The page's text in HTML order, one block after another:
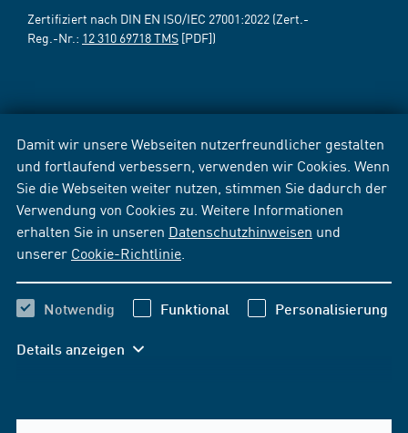
Damit wir unsere Webseiten nutzerfreundlicher gestalten
und fortlaufend verbessern, verwenden wir Cookies. Wenn
Sie die Webseiten weiter nutzen, stimmen Sie dadurch der
Verwendung von Cookies zu. Weitere Informationen
erhalten Sie in unseren Datenschutzhinweisen und
unserer Cookie-Richtlinie
Notwendig Funktional Personalisierung
Details anzeigen
Zertifiziert nach DIN EN ISO/IEC 27001:2022 (Zert.-
Reg.-Nr.: 12 310 69718 TMS [PDF])